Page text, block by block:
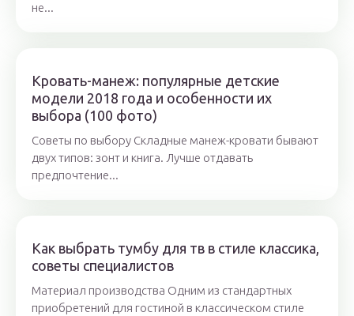
не...
Кровать-манеж: популярные детские
модели 2018 года и особенности их
выбора (100 фото)
Советы по выбору Складные манеж-кровати бывают
двух типов: зонт и книга. Лучше отдавать
предпочтение...
Как выбрать тумбу для тв в стиле классика,
советы специалистов
Материал производства Одним из стандартных
приобретений для гостиной в классическом стиле